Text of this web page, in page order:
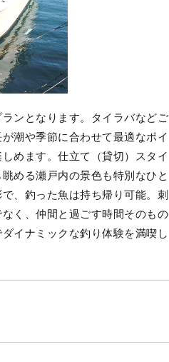
ンとなります。タイラバなどご
潮や季節に合わせて最適なポイ
めます。仕立て（貸切）スタイ
める瀬戸内の景色も特別なひと
、釣った魚は持ち帰り可能。刺
く、仲間と過ごす時間そのもの
イナミックな釣り体験を満喫し